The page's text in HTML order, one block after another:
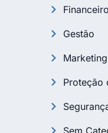
Financeiro
Gestão
Marketing
Proteção
Sem